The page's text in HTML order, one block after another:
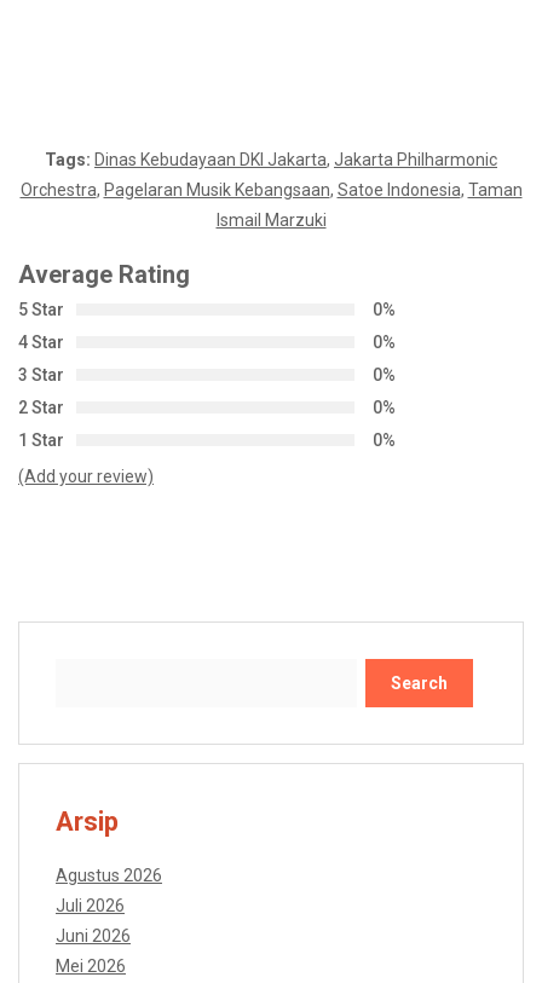
Tags: Dinas Kebudayaan DKI Jakarta, Jakarta Philharmonic
Orchestra, Pagelaran Musik Kebangsaan, Satoe Indonesia, Taman
Ismail Marzuki
Average Rating
5 Star
0%
4 Star
0%
3 Star
0%
2 Star
0%
1 Star
0%
(Add your review)
Arsip
Agustus 2026
Juli 2026
Juni 2026
Mei 2026